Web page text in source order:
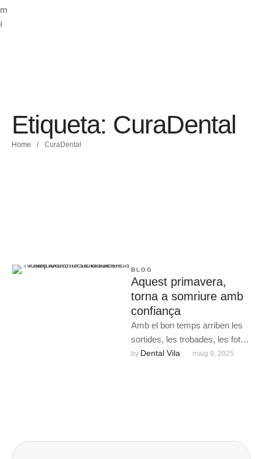
Etiqueta: CuraDental
Home / CuraDental
BLOG
Aquest primavera,
torna a somriure amb
confiança
Amb el bon temps arriben les
sortides, les trobades, les fotos
i els somriures espontanis. Ara
by Dental Vila maig 9, 2025